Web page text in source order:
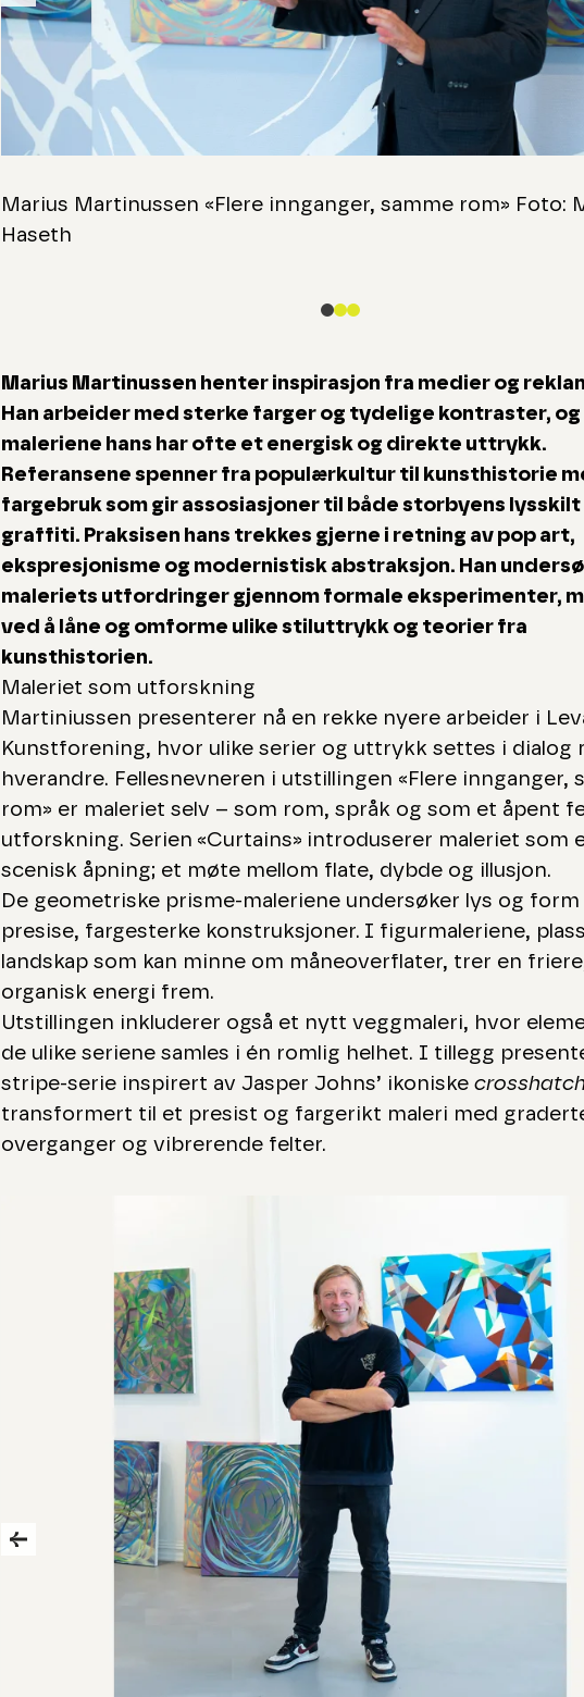
Marius Martinussen «Flere innganger, samme rom» Foto:
Haseth
Marius Martinussen henter inspirasjon fra medier og
Han arbeider med sterke farger og tydelige kontraster, og
maleriene hans har ofte et energisk og direkte uttrykk.
Referansene spenner fra populærkultur til kunsthistorie
fargebruk som gir assosiasjoner til både storbyens lysskilt
graffiti. Praksisen hans trekkes gjerne i retning av pop art,
ekspresjonisme og modernistisk abstraksjon. Han
maleriets utfordringer gjennom formale eksperimenter,
ved å låne og omforme ulike stiluttrykk og teorier fra
kunsthistorien.
Maleriet som utforskning
Martiniussen presenterer nå en rekke nyere arbeider i
Kunstforening, hvor ulike serier og uttrykk settes i dialog
hverandre. Fellesnevneren i utstillingen «Flere innganger,
rom» er maleriet selv – som rom, språk og som et åpent
utforskning. Serien «Curtains» introduserer maleriet som
scenisk åpning; et møte mellom flate, dybde og illusjon.
De geometriske prisme-maleriene undersøker lys og
presise, fargesterke konstruksjoner. I figurmaleriene,
landskap som kan minne om måneoverflater, trer en
organisk energi frem.
Utstillingen inkluderer også et nytt veggmaleri, hvor
de ulike seriene samles i én romlig helhet. I tillegg
stripe-serie inspirert av Jasper Johns’ ikoniske crosshatch
transformert til et presist og fargerikt maleri med
overganger og vibrerende felter.
Skip to previous slide page